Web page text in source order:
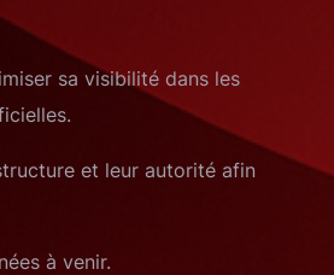
sa visibilité dans les
et leur autorité afin
à venir.